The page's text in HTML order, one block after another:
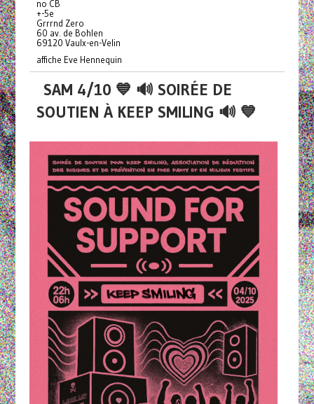
no CB
+-5e
Grrrnd Zero
60 av. de Bohlen
69120 Vaulx-en-Velin
affiche Eve Hennequin
SAM 4/10 💙 🔊 SOIRÉE DE
SOUTIEN À KEEP SMILING 🔊 💙